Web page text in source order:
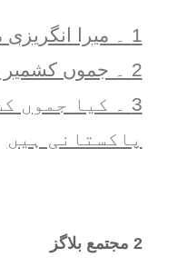
1 ۔ ميرا انگريزی ميں بلاگ
2 ۔ جموں کشمیر میں میرا بچپن
3 ۔ کیا جموں
پاکستانی ہیں
2 مجتمع بلاگز